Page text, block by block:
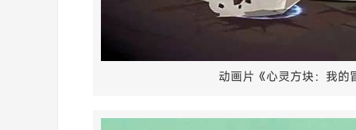
动画片《心灵方块：我的